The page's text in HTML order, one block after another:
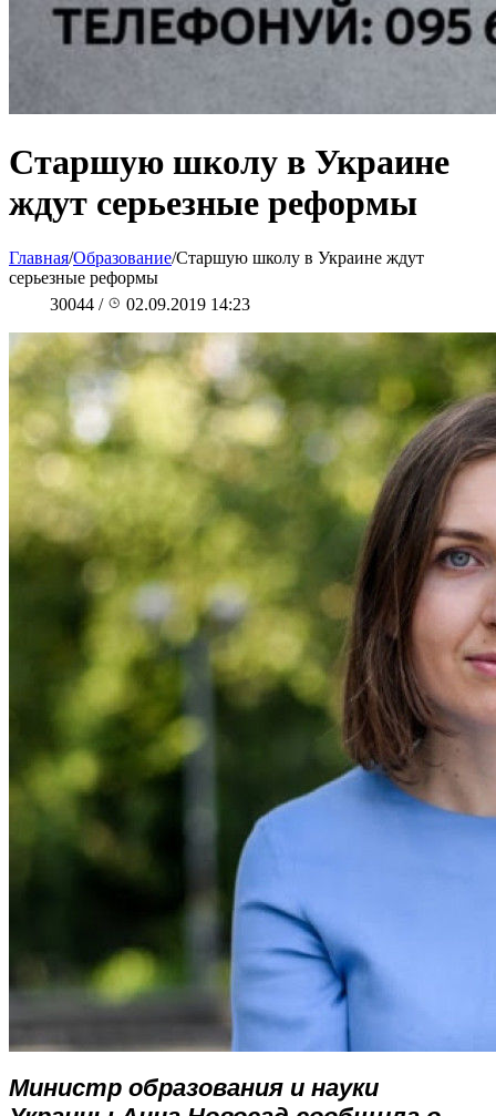
Старшую школу в Украине
ждут серьезные реформы
Главная/Образование/Старшую школу в Украине ждут
серьезные реформы
30044 / 02.09.2019 14:23
Министр образования и науки